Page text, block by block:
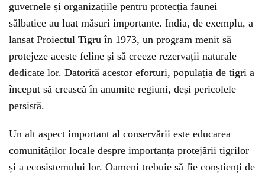
guvernele și organizațiile pentru protecția faunei
sălbatice au luat măsuri importante. India, de exemplu, a
lansat Proiectul Tigru în 1973, un program menit să
protejeze aceste feline și să creeze rezervații naturale
dedicate lor. Datorită acestor eforturi, populația de tigri a
început să crească în anumite regiuni, deși pericolele
persistă.
Un alt aspect important al conservării este educarea
comunităților locale despre importanța protejării tigrilor
și a ecosistemului lor. Oameni trebuie să fie conștienți de